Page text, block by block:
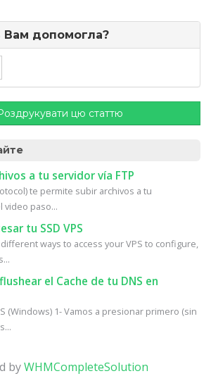
Вам допомогла?
цю статтю
a tu servidor vía FTP
te permite subir archivos a tu
video paso...
tu SSD VPS
ways to access your VPS to configure,
el Cache de tu DNS en
(Windows) 1- Vamos a presionar primero (sin
byWHMCompleteSolution